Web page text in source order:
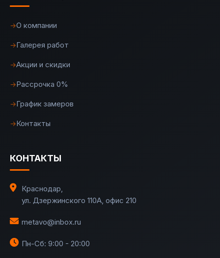
→О компании
→Галерея работ
→Акции и скидки
→Рассрочка 0%
→График замеров
→Контакты
КОНТАКТЫ
Краснодар,
ул. Дзержинского 110А, офис 210
metavo@inbox.ru
Пн-Сб: 9:00 - 20:00